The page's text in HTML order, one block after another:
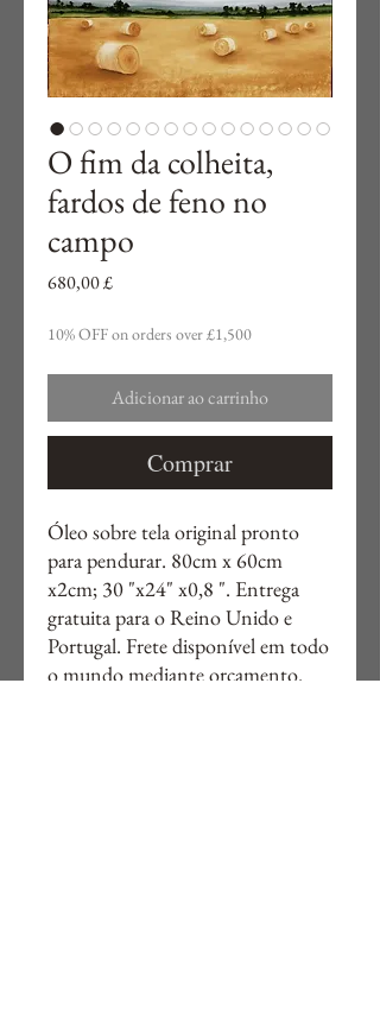
O fim da colheita,
fardos de feno no
campo
680,00 £Preço
10% OFF on orders over £1,500
Adicionar ao carrinho
Comprar
Óleo sobre tela original pronto
para pendurar. 80cm x 60cm
x2cm; 30 "x24" x0,8 ". Entrega
gratuita para o Reino Unido e
Portugal. Frete disponível em todo
o mundo mediante orçamento.